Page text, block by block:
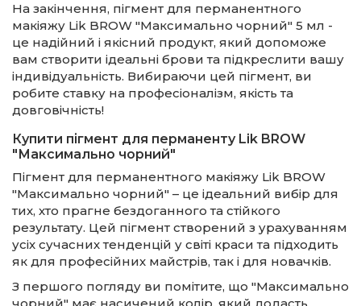
На закінчення, пігмент для перманентного
макіяжу Lik BROW "Максимально чорний" 5 мл -
це надійний і якісний продукт, який допоможе
вам створити ідеальні брови та підкреслити вашу
індивідуальність. Вибираючи цей пігмент, ви
робите ставку на професіоналізм, якість та
довговічність!
Купити пігмент для перманенту Lik BROW
"Максимально чорний"
Пігмент для перманентного макіяжу Lik BROW
"Максимально чорний" – це ідеальний вибір для
тих, хто прагне бездоганного та стійкого
результату. Цей пігмент створений з урахуванням
усіх сучасних тенденцій у світі краси та підходить
як для професійних майстрів, так і для новачків.
З першого погляду ви помітите, що "Максимально